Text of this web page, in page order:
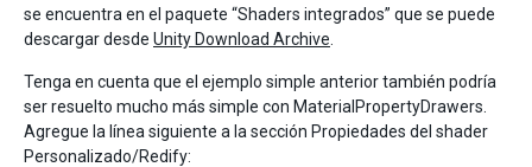
se encuentra en el paquete “Shaders integrados” que se puede
descargar desde Unity Download Archive
Tenga en cuenta que el ejemplo simple anterior también podría
ser resuelto mucho más simple con MaterialPropertyDrawers.
Agregue la línea siguiente a la sección Propiedades del shader
Personalizado/Redify: